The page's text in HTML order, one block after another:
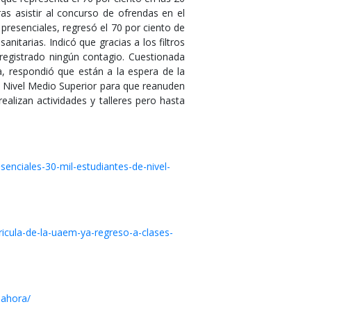
asistir al concurso de ofrendas en el
regresó el 70 por ciento de
Indicó que gracias a los filtros
ningún contagio. Cuestionada
respondió que están a la espera de la
Medio Superior para que reanuden
actividades y talleres pero hasta
30-mil-estudiantes-de-nivel-
de-la-uaem-ya-regreso-a-clases-